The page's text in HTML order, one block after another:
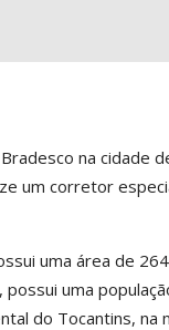
na cidade
um corretor
uma área de
possui uma
do Tocantins, na